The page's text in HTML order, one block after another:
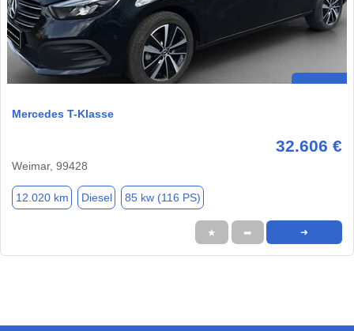
Mercedes T-Klasse
32.606 €
Weimar, 99428
12.020 km Diesel 85 kw (116 PS)
★ ➦ ➜